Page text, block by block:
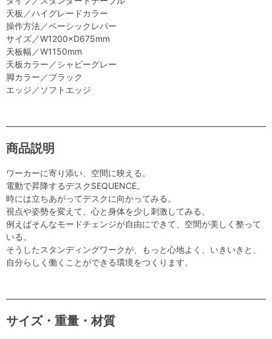
天板／ハイグレードカラー
操作方法／ベーシックレバー
サイズ／W1200×D675mm
天板幅／W1150mm
天板カラー／シャビーグレー
脚カラー／ブラック
エッジ／ソフトエッジ
商品説明
ワーカーに寄り添い、空間に映える。
電動で昇降するデスクSEQUENCE。
時には立ちあがってデスクに向かってみる。
視点や姿勢を変えて、心と身体を少し刺激してみる。
例えばそんなモードチェンジが自由にできて、空間が美しく整って
いる。
そうしたスタンディングワークが、もっと心地よく、いきいきと、
自分らしく働くことができる環境をつくります。
サイズ・重量・材質